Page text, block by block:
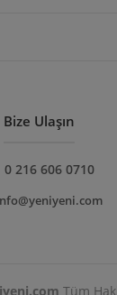
Bize Ulaşın
0 216 606 0710
Tüm